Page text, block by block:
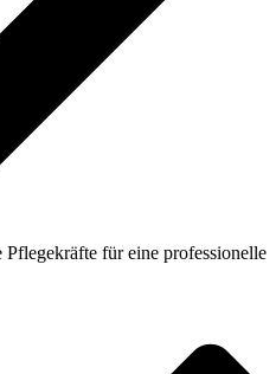
für eine professionelle